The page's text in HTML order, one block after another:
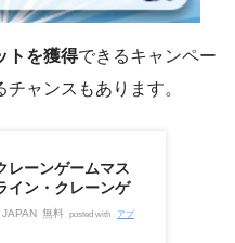
トを獲得できるキャンペー
ャンスもあります。
レーンゲームマス
イン・クレーンゲ
無料 posted with
アプ